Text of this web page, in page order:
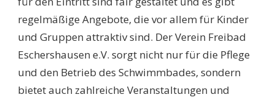
regelmäßige Angebote, die vor allem für Kinder
und Gruppen attraktiv sind. Der Verein Freibad
Eschershausen e.V. sorgt nicht nur für die Pflege
und den Betrieb des Schwimmbades, sondern
bietet auch zahlreiche Veranstaltungen und